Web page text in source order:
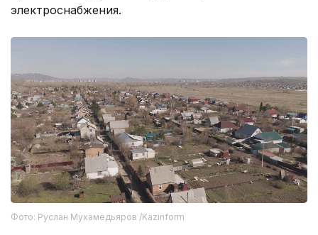
электроснабжения.
Фото: Руслан Мухамедьяров /Kazinform